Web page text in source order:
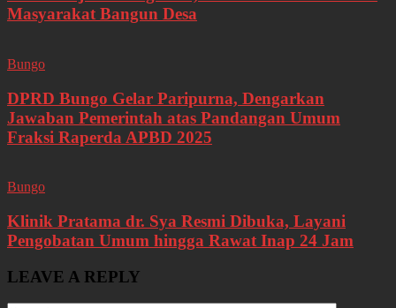
Masyarakat Bangun Desa
Bungo
DPRD Bungo Gelar Paripurna, Dengarkan
Jawaban Pemerintah atas Pandangan Umum
Fraksi Raperda APBD 2025
Bungo
Klinik Pratama dr. Sya Resmi Dibuka, Layani
Pengobatan Umum hingga Rawat Inap 24 Jam
LEAVE A REPLY